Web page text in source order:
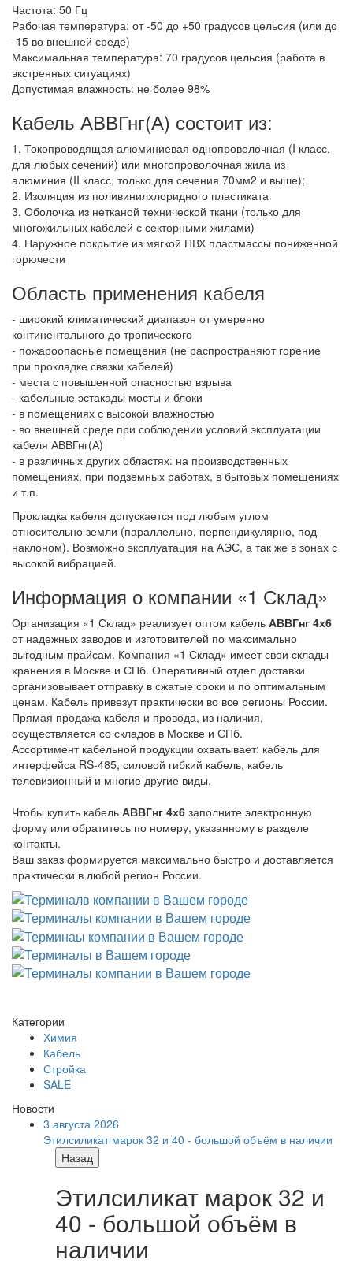
Частота: 50 Гц
Рабочая температура: от -50 до +50 градусов цельсия (или до
-15 во внешней среде)
Максимальная температура: 70 градусов цельсия (работа в
экстренных ситуациях)
Допустимая влажность: не более 98%
Кабель АВВГнг(А) состоит из:
1. Токопроводящая алюминиевая однопроволочная (I класс,
для любых сечений) или многопроволочная жила из
алюминия (II класс, только для сечения 70мм2 и выше);
2. Изоляция из поливинилхлоридного пластиката
3. Оболочка из нетканой технической ткани (только для
многожильных кабелей с секторными жилами)
4. Наружное покрытие из мягкой ПВХ пластмассы пониженной
горючести
Область применения кабеля
- широкий климатический диапазон от умеренно
континентального до тропического
- пожароопасные помещения (не распространяют горение
при прокладке связки кабелей)
- места с повышенной опасностью взрыва
- кабельные эстакады мосты и блоки
- в помещениях с высокой влажностью
- во внешней среде при соблюдении условий эксплуатации
кабеля АВВГнг(А)
- в различных других областях: на производственных
помещениях, при подземных работах, в бытовых помещениях
и т.п.
Прокладка кабеля допускается под любым углом
относительно земли (параллельно, перпендикулярно, под
наклоном). Возможно эксплуатация на АЭС, а так же в зонах с
высокой вибрацией.
Информация о компании «1 Склад»
Организация «1 Склад» реализует оптом кабель АВВГнг 4х6
от надежных заводов и изготовителей по максимально
выгодным прайсам. Компания «1 Склад» имеет свои склады
хранения в Москве и СПб. Оперативный отдел доставки
организовывает отправку в сжатые сроки и по оптимальным
ценам. Кабель привезут практически во все регионы России.
Прямая продажа кабеля и провода, из наличия,
осуществляется со складов в Москве и СПб.
Ассортимент кабельной продукции охватывает: кабель для
интерфейса RS-485, силовой гибкий кабель, кабель
телевизионный и многие другие виды.
Чтобы купить кабель АВВГнг 4х6 заполните электронную
форму или обратитесь по номеру, указанному в разделе
контакты.
Ваш заказ формируется максимально быстро и доставляется
практически в любой регион России.
Категории
Химия
Кабель
Стройка
SALE
Новости
3 августа 2026
Этилсиликат марок 32 и 40 - большой объём в наличии
Назад
Этилсиликат марок 32 и
40 - большой объём в
наличии